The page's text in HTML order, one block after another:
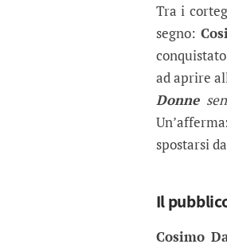
Tra i
segno:
ad aprire
Donne
spostarsi
Il
Cosimo